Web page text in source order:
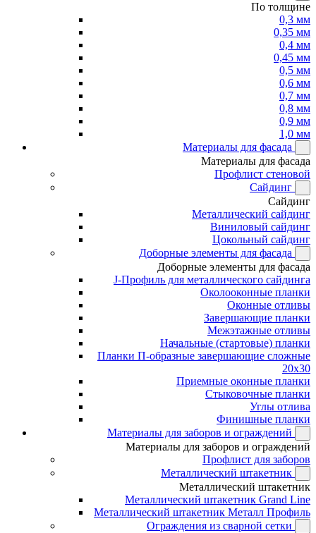
По толщине
0,3 мм
0,35 мм
0,4 мм
0,45 мм
0,5 мм
0,6 мм
0,7 мм
0,8 мм
0,9 мм
1,0 мм
Материалы для фасада
Материалы для фасада
Профлист стеновой
Сайдинг
Сайдинг
Металлический сайдинг
Виниловый сайдинг
Цокольный сайдинг
Доборные элементы для фасада
Доборные элементы для фасада
J-Профиль для металлического сайдинга
Околооконные планки
Оконные отливы
Завершающие планки
Межэтажные отливы
Начальные (стартовые) планки
Планки П-образные завершающие сложные
20x30
Приемные оконные планки
Стыковочные планки
Углы отлива
Финишные планки
Материалы для заборов и ограждений
Материалы для заборов и ограждений
Профлист для заборов
Металлический штакетник
Металлический штакетник
Металлический штакетник Grand Line
Металлический штакетник Металл Профиль
Ограждения из сварной сетки